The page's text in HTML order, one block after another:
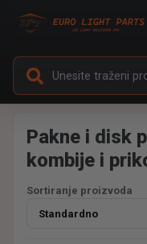
Pakne i disk
kombije i
Sortiranje proizvoda